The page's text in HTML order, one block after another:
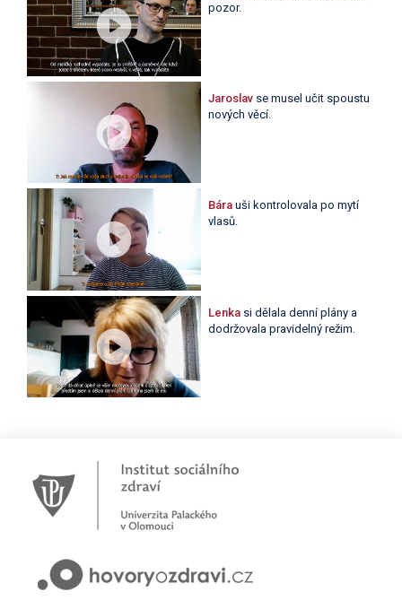
pozor.
Jaroslav se musel učit spoustu
nových věcí.
Bárauši kontrolovala po mytí
vlasů.
Lenkasi dělala denní plány a
dodržovala pravidelný režim.